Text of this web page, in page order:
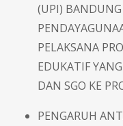
(UPI)
PELAKSANA
EDUKATIF
DAN SGO KE
PENGARUH